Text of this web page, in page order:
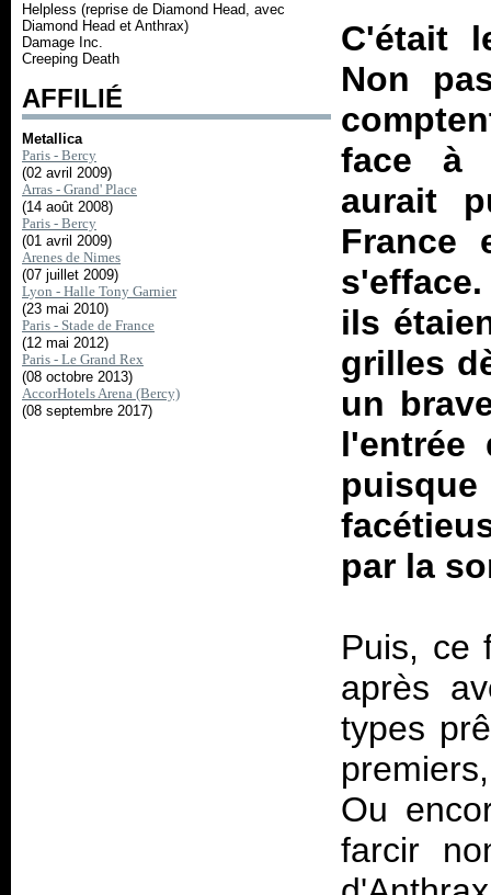
Helpless (reprise de Diamond Head, avec
Diamond Head et Anthrax)
Damage Inc.
Creeping Death
AFFILIÉ
Metallica
Paris - Bercy
(02 avril 2009)
Arras - Grand' Place
(14 août 2008)
Paris - Bercy
(01 avril 2009)
Arenes de Nimes
(07 juillet 2009)
Lyon - Halle Tony Garnier
(23 mai 2010)
Paris - Stade de France
(12 mai 2012)
Paris - Le Grand Rex
(08 octobre 2013)
AccorHotels Arena (Bercy)
(08 septembre 2017)
C'était
Non
face à
aurait
France
ils
grilles
un
par la
Puis, ce
après
types
Ou
farcir